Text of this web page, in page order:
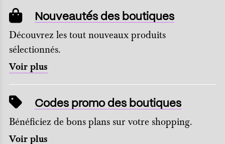
Nouveautés des boutiques
Découvrez les tout nouveaux produits
sélectionnés.
Voir plus
Codes promo des boutiques
Bénéficiez de bons plans sur votre shopping.
Voir plus